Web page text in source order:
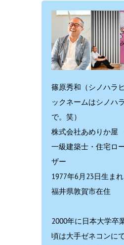
篠原秀和（シノハラ
ックネームはシノハ
で。笑）
株式会社あめりか屋
一級建築士・住宅ロ
ザー
1977年6月23日生まれ
福井県敦賀市在住
2000年に日本大学卒
頃は大手ゼネコンに